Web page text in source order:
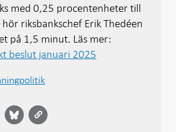
med 0,25 procentenheter till
riksbankschef Erik Thedéen
på 1,5 minut. Läs mer:
beslut januari 2025
på
Twitter